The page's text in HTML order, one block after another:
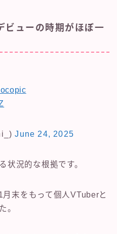
ューの時期がほぼ一
June 24, 2025
状況的な根拠です。
末をもって個人VTuberと
。